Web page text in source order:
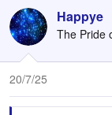
something that
Even as I enter
down!!
Please
Fans of
through an
Happye
The Pride
20/7/25